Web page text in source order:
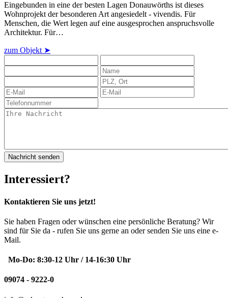
Eingebunden in eine der besten Lagen Donauwörths ist dieses
Wohnprojekt der besonderen Art angesiedelt - vivendis. Für
Menschen, die Wert legen auf eine ausgesprochen anspruchsvolle
Architektur. Für…
zum Objekt ➤
Interessiert?
Kontaktieren Sie uns jetzt!
Sie haben Fragen oder wünschen eine persönliche Beratung? Wir
sind für Sie da - rufen Sie uns gerne an oder senden Sie uns eine e-
Mail.
Mo-Do: 8:30-12 Uhr / 14-16:30 Uhr
09074 - 9222-0